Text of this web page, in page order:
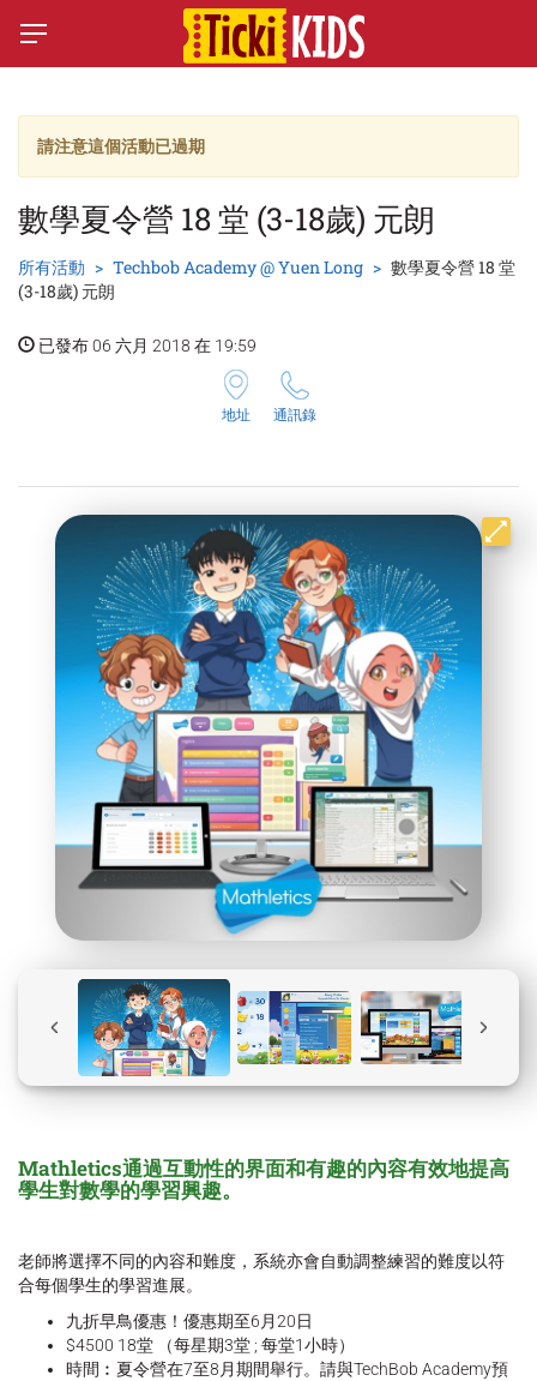
請注意這個活動已過期
數學夏令營 18 堂 (3-18歲) 元朗
所有活動 Techbob Academy @ Yuen Long
數學夏令營 18 堂
(3-18歲) 元朗
已發布 06 六月 2018 在 19:59
地址 通訊錄
Mathletics通過互動性的界面和有趣的內容有效地提高
學生對數學的學習興趣。
老師將選擇不同的內容和難度，系統亦會自動調整練習的難度以符
合每個學生的學習進展。
九折早鳥優惠！優惠期至6月20日
$4500 18堂 （每星期3堂 ; 每堂1小時）
時間︰夏令營在7至8月期間舉行。請與TechBob Academy預